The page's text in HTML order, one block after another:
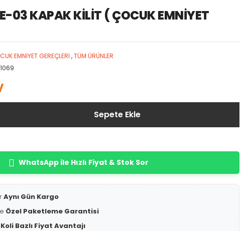
03 KAPAK KİLİT ( ÇOCUK EMNİYET
EMNİYET GEREÇLERİ ,TÜM ÜRÜNLER
Sepete Ekle
WhatsApp ile Hızlı Fiyat & Stok Sor
Aynı Gün Kargo
Özel Paketleme Garantisi
Koli Bazlı Fiyat Avantajı